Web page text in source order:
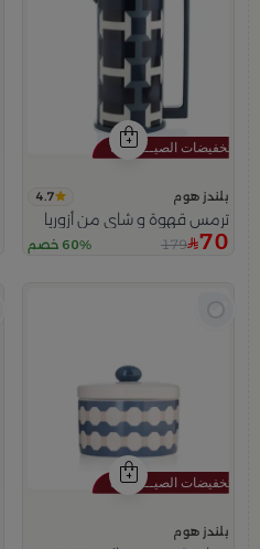
بلندز هوم 4.7
ترمس قهوة و شاي من أزوريا
70
179 60% خصم
بلندز هوم